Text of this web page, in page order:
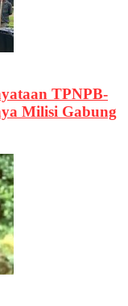
TPNPB-
Milisi Gabung